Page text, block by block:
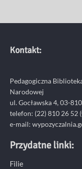
Kontakt:
Pedagogiczna
Narodowej
ul. Gocławska 4, 03-
telefon: (22) 810 26 52
e-mail:
Przydatne linki:
Filie